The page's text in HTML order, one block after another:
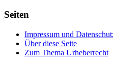
Seiten
Impressum und
Über diese Seite
Zum Thema Urheberrecht